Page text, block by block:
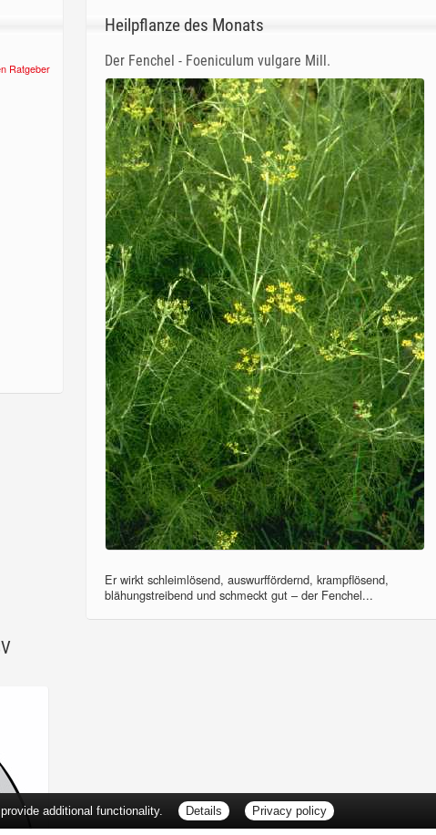
Heilpflanze des Monats
Der Fenchel - Foeniculum vulgare Mill.
Er wirkt schleimlösend, auswurffördernd, krampflösend,
blähungstreibend und schmeckt gut – der Fenchel...
additional functionality. Details Privacy policy